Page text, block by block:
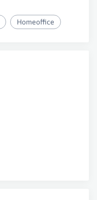
Homeoffice